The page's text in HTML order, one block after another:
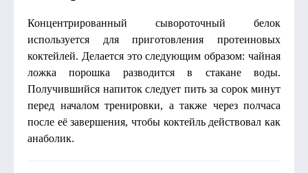
Концентрированный сывороточный белок
используется для приготовления протеиновых
коктейлей. Делается это следующим образом: чайная
ложка порошка разводится в стакане воды.
Получившийся напиток следует пить за сорок минут
перед началом тренировки, а также через полчаса
после её завершения, чтобы коктейль действовал как
анаболик.